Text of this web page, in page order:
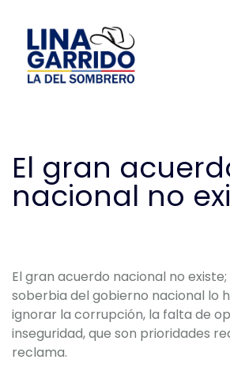
El gran
nacional no
El gran acuerdo nacional no
soberbia del gobierno nacional lo
ignorar la corrupción, la falta de
inseguridad, que son prioridades
reclama.